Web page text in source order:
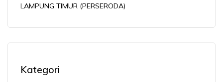
LAMPUNG TIMUR (PERSERODA)
Kategori